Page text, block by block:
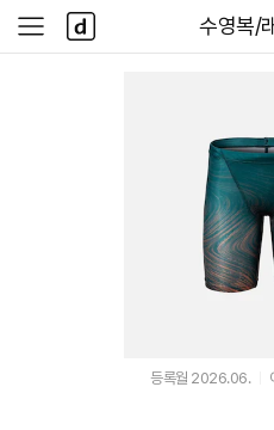
다나와
수영복/
사
이
다
나
와
등록월 2026.06.